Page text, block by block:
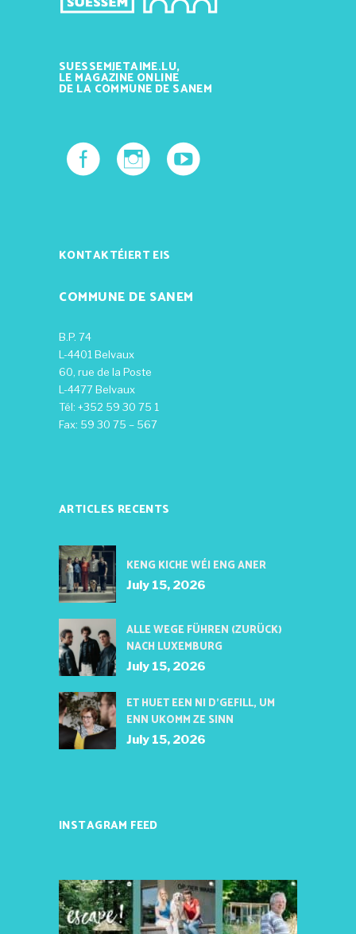
SUESSEMJETAIME.LU,
LE MAGAZINE ONLINE
DE LA COMMUNE DE SANEM
KONTAKTÉIERT EIS
COMMUNE DE SANEM
B.P. 74
L-4401 Belvaux
60, rue de la Poste
L-4477 Belvaux
Tél: +352 59 30 75 1
Fax: 59 30 75 – 567
ARTICLES RECENTS
KENG KICHE WÉI ENG ANER
July 15, 2026
ALLE WEGE FÜHREN (ZURÜCK)
NACH LUXEMBURG
July 15, 2026
ET HUET EEN NI D’GEFILL, UM
ENN UKOMM ZE SINN
July 15, 2026
INSTAGRAM FEED